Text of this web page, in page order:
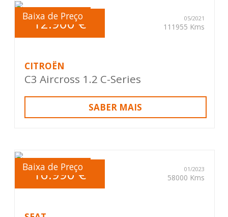
Baixa de Preço
12.900 € 05/2021
111955 Kms
CITROËN
C3 Aircross 1.2 C-Series
SABER MAIS
Baixa de Preço
16.990 € 01/2023
58000 Kms